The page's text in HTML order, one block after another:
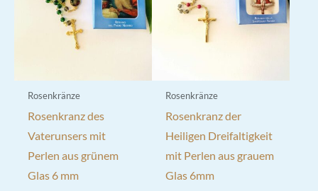
Rosenkränze
Rosenkranz des
Vaterunsers mit
Perlen aus grünem
Glas 6 mm
Rosenkränze
Rosenkranz der
Heiligen Dreifaltigkeit
mit Perlen aus grauem
Glas 6mm